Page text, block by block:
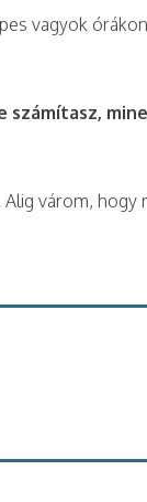
vagyok
Alig várom, hogy